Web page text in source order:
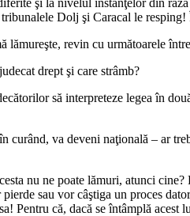
Dolj şi Caracal le
lămureşte, revin cu următoarele
drept şi care strâmb?
să interpreteze legea în
va deveni naţională – ar
nu ne poate lămuri, atunci
sau vor câştiga un proces
Pentru că, dacă se întâmplă